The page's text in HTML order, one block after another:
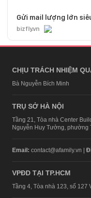
Gửi mail lượng lớn
bizfly.vn
CHỊU TRÁCH NHIỆM
Bà Nguyễn Bích Minh
TRỤ SỞ HÀ NỘI
Tầng 21, Tòa nhà Center
Nguyễn Huy Tưởng, phường
Email: contact@afamily.vn |
VPĐD TẠI TP.HCM
Tầng 4, Tòa nhà 123, số 127